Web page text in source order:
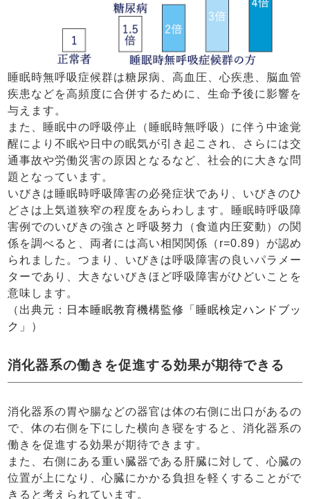
睡眠時無呼吸症候群は糖尿病、高血圧、心疾患、脳血管
疾患などを高頻度に合併するために、生命予後に影響を
与えます。
また、睡眠中の呼吸停止（睡眠時無呼吸）に伴う中途覚
醒により不眠や日中の眠気が引き起こされ、さらには交
通事故や労働災害の原因となるなど、社会的に大きな問
題となっています。
いびきは睡眠時呼吸障害の必発症状であり、いびきのひ
どさは上気道狭窄の程度をあらわします。睡眠時呼吸障
害例でのいびきの強さと呼吸努力（食道内圧変動）の関
係を調べると、両者には高い相関関係（r=0.89）が認め
られました。つまり、いびきは呼吸障害の良いパラメー
ターであり、大きないびきほど呼吸障害がひどいことを
意味します。
（出典元：
日本睡眠教育機構監修「睡眠検定ハンドブッ
ク」
）
消化器系の働きを促進する効果が期待できる
消化器系の胃や腸などの器官は体の右側に出口があるの
で、体の右側を下にした横向き寝をすると、消化器系の
働きを促進する効果が期待できます。
また、右側にある重い臓器である肝臓に対して、心臓の
位置が上になり、心臓にかかる負担を軽くすることがで
きると考えられています。